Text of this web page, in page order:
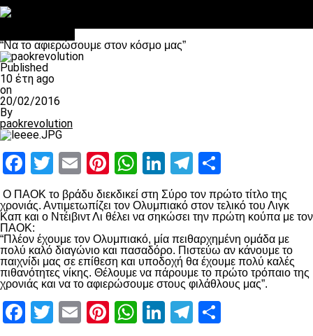
“Να το αφιερώσουμε στον κόσμο μας”
Published
10 έτη ago
on
20/02/2016
By
paokrevolution
Facebook
Twitter
EmailPinterest
WhatsApp
LinkedIn
Telegram
Ο ΠΑΟΚ το βράδυ διεκδικεί στη Σύρο τον πρώτο τίτλο της
χρονιάς. Αντιμετωπίζει τον Ολυμπιακό στον τελικό του Λιγκ
Καπ και ο Ντέιβιντ Λι θέλει να σηκώσει την πρώτη κούπα με τον
ΠΑΟΚ:
“Πλέον έχουμε τον Ολυμπιακό, μία πειθαρχημένη ομάδα με
πολύ καλό διαγώνιο και πασαδόρο. Πιστεύω αν κάνουμε το
παιχνίδι μας σε επίθεση και υποδοχή θα έχουμε πολύ καλές
πιθανότητες νίκης. Θέλουμε να πάρουμε το πρώτο τρόπαιο της
χρονιάς και να το αφιερώσουμε στους φιλάθλους μας”.
Facebook
Twitter
EmailPinterest
WhatsApp
LinkedIn
Telegram